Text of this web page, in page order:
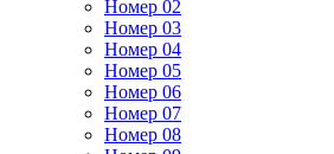
Номер 02
Номер 03
Номер 04
Номер 05
Номер 06
Номер 07
Номер 08